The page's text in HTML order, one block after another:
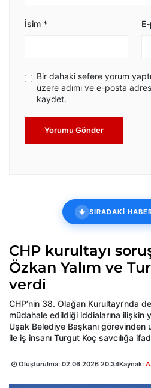
İsim *
Bir dahaki sefere yorum
üzere adımı ve e-posta
kaydet.
Yorumu Gönder
SIRADAKİ
CHP kurultayı
Özkan Yalım ve
verdi
CHP’nin 38. Olağan Kurultayı’nda
müdahale edildiği iddialarına ilişkin
Uşak Belediye Başkanı görevinden
ile iş insanı Turgut Koç savcılığa
Oluşturulma: 02.06.2026 20:34Kaynak: